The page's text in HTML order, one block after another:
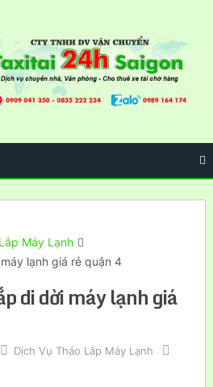
Máy Lạnh
lạnh giá rẻ quận 4
di dời máy lạnh giá
Dịch Vụ Tháo Lắp Máy Lạnh